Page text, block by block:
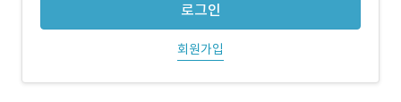
로그인
회원가입